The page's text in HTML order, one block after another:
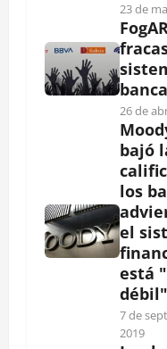
23 de
26 de
bajó
los
el
está
débil"
7 de
2019